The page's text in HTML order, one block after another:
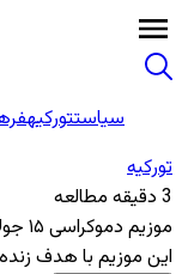
سیاستتورکیه
تورکیه
3 دقیقه مطالعه
موزیم دموکراسی ۱۵ جولای: روایتی از مقاومت که در حافظه ‌ها زنده نگه داشته می ‌شود
این موزیم با هدف